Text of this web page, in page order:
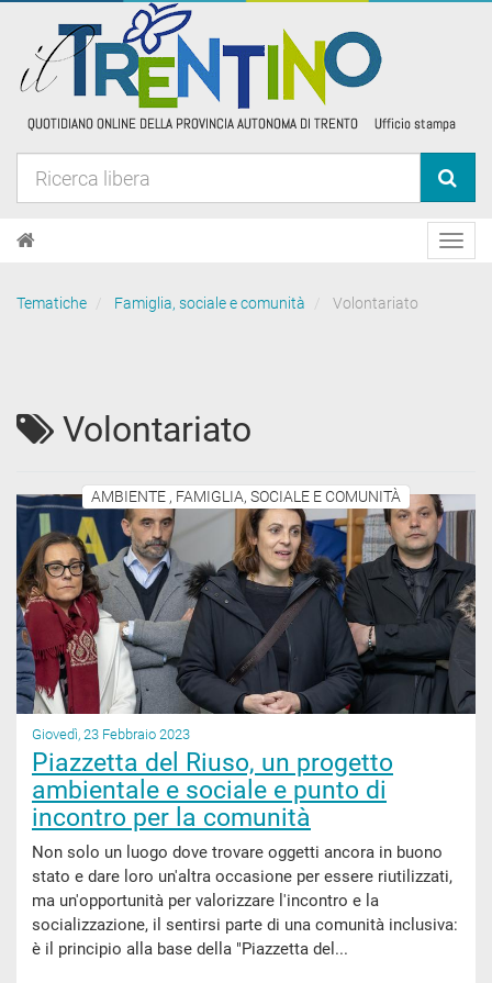
Tematiche Famiglia, sociale e comunità Volontariato
Volontariato
AMBIENTE , FAMIGLIA, SOCIALE E COMUNITÀ
Giovedì, 23 Febbraio 2023
Piazzetta del Riuso, un progetto
ambientale e sociale e punto di
incontro per la comunità
Non solo un luogo dove trovare oggetti ancora in buono
stato e dare loro un'altra occasione per essere riutilizzati,
ma un'opportunità per valorizzare l'incontro e la
socializzazione, il sentirsi parte di una comunità inclusiva:
è il principio alla base della "Piazzetta del...